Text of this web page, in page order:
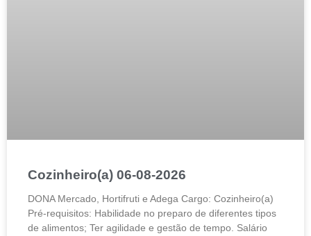
Cozinheiro(a) 06-08-2026
DONA Mercado, Hortifruti e Adega Cargo: Cozinheiro(a)
Pré-requisitos: Habilidade no preparo de diferentes tipos
de alimentos; Ter agilidade e gestão de tempo. Salário